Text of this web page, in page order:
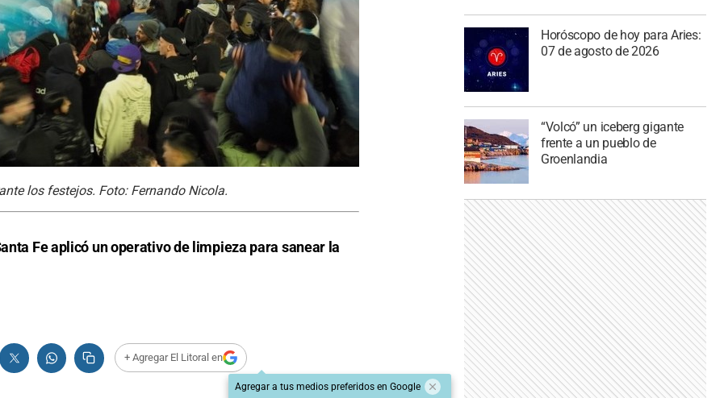
los festejos. Foto: Fernando Nicola.
Fe aplicó un operativo de limpieza para sanear la
+ Agregar El Litoral en
Agregar a tus medios preferidos en Google
Horóscopo de hoy para Aries:
07 de agosto de 2026
“Volcó” un iceberg gigante
frente a un pueblo de
Groenlandia